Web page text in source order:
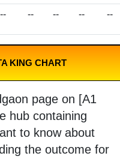
-- -- -- -- --
KING CHART
page on [A1
hub containing
to know about
the outcome for